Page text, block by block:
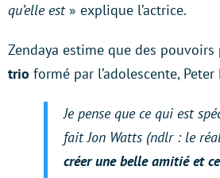
qu’elle est» explique l’actrice.
Zendaya estime que des
trio formé par l’adolescente, Peter
Je pense que ce qui est
fait Jon Watts (ndlr : le
créer une belle amitié et